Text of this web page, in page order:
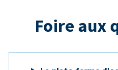
Foire aux